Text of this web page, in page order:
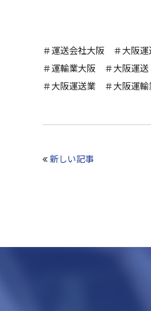
＃運送会社大阪 ＃大阪
＃運輸業大阪 ＃大阪運
＃大阪運送業 ＃大阪運
新しい記事